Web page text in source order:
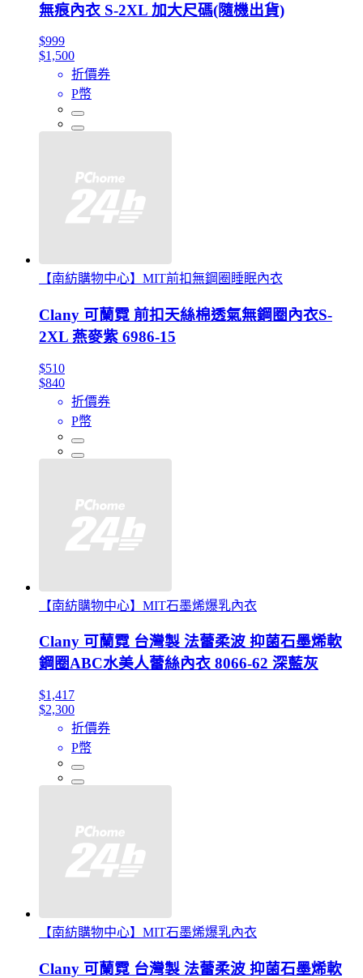
無痕內衣 S-2XL 加大尺碼(隨機出貨)
$999
$1,500
折價券
P幣
【南紡購物中心】MIT前扣無鋼圈睡眠內衣
Clany 可蘭霓 前扣天絲棉透氣無鋼圈內衣S-
2XL 燕麥紫 6986-15
$510
$840
折價券
P幣
【南紡購物中心】MIT石墨烯爆乳內衣
Clany 可蘭霓 台灣製 法蕾柔波 抑菌石墨烯軟
鋼圈ABC水美人蕾絲內衣 8066-62 深藍灰
$1,417
$2,300
折價券
P幣
【南紡購物中心】MIT石墨烯爆乳內衣
Clany 可蘭霓 台灣製 法蕾柔波 抑菌石墨烯軟